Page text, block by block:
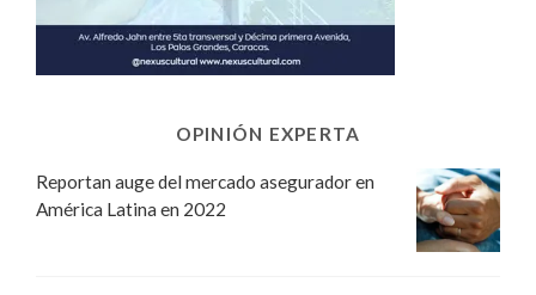
OPINIÓN EXPERTA
Reportan auge del mercado asegurador en
América Latina en 2022